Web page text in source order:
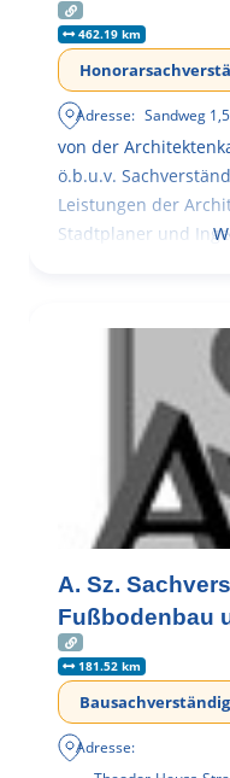
462.19 km
Adresse: Sandweg 1,
von der
ö.b.u.v.
Leistungen der
Stadtplaner und
A. Sz.
Fußbodenbau
181.52 km
Adresse: